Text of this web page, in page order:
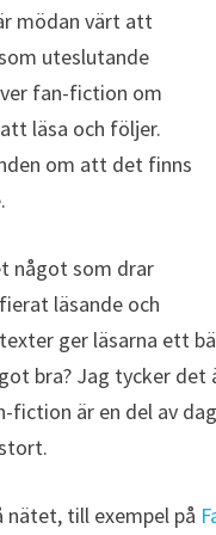
mödan värt att
uteslutande
fan-fiction om
läsa och följer.
om att det finns
något som drar
läsande och
ger läsarna ett
bra? Jag tycker
fiction är en del av
till exempel på